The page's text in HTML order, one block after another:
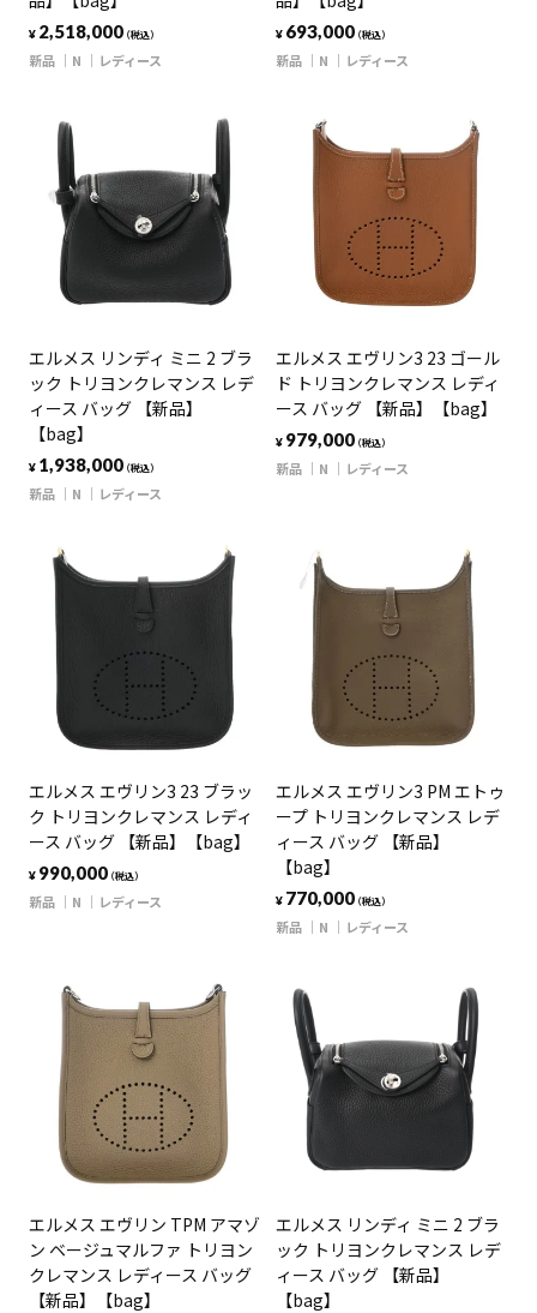
¥ 2,518,000（税込）
新品 N レディース
¥ 693,000（税込）
新品 N レディース
エルメス リンディ ミニ 2 ブラ
ック トリヨンクレマンス レデ
ィース バッグ 【新品】
【bag】
¥ 1,938,000（税込）
新品 N レディース
エルメス エヴリン3 23 ゴール
ド トリヨンクレマンス レディ
ース バッグ 【新品】【bag】
¥ 979,000（税込）
新品 N レディース
エルメス エヴリン3 23 ブラッ
ク トリヨンクレマンス レディ
ース バッグ 【新品】【bag】
¥ 990,000（税込）
新品 N レディース
エルメス エヴリン3 PM エトゥ
ープ トリヨンクレマンス レデ
ィース バッグ 【新品】
【bag】
¥ 770,000（税込）
新品 N レディース
エルメス エヴリン TPM アマゾ
ン ベージュマルファ トリヨン
クレマンス レディース バッグ
【新品】【bag】
エルメス リンディ ミニ 2 ブラ
ック トリヨンクレマンス レデ
ィース バッグ 【新品】
【bag】